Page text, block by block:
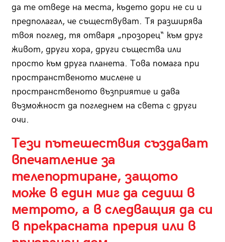
да те отведе на места, където дори не си и
предполагал, че съществуват. Тя разширява
твоя поглед, тя отваря „прозорец“ към друг
живот, други хора, други същества или
просто към друга планета. Това помага при
пространственото мислене и
пространственото възприятие и дава
възможност да погледнем на света с други
очи.
Тези пътешествия създават
впечатление за
телепортиране, защото
може в един миг да седиш в
метрото, а в следващия да си
в прекрасната прерия или в